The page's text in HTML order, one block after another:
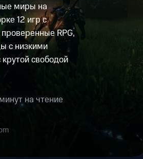
миры на
12 игр с
RPG,
с низкими
свободой
на чтение